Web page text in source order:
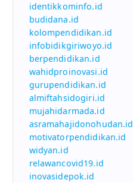
identikkominfo.id
budidana.id
kolompendidikan.id
infobidikgiriwoyo.id
berpendidikan.id
wahidproinovasi.id
gurupendidikan.id
almiftahsidogiri.id
mujahidarmada.id
asramahajidonohudan.id
motivatorpendidikan.id
widyan.id
relawancovid19.id
inovasidepok.id